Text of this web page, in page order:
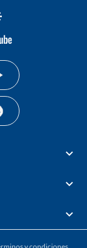
google
youtube-